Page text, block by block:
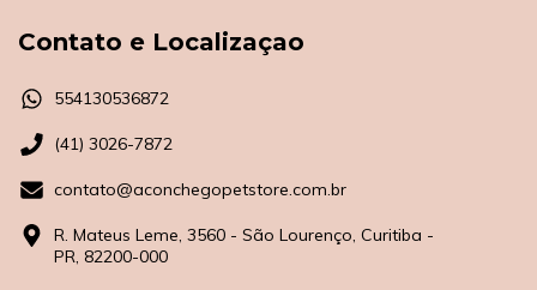
Contato e Localizaçao
554130536872
(41) 3026-7872
contato@aconchegopetstore.com.br
R. Mateus Leme, 3560 - São Lourenço, Curitiba -
PR, 82200-000